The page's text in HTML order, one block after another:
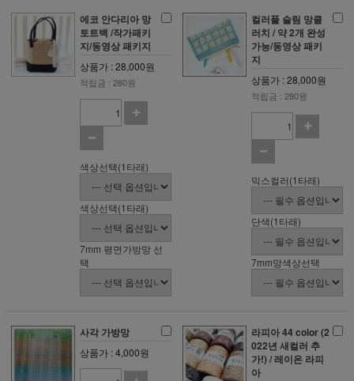
에코 안다리아 망
토트백 /작가패키
지/동영상 패키지
상품가 : 28,000원
적립금 : 280원
색상선택(1타래)
색상선택(1타래)
7mm 평면가방망 선
택
컬러풀 슬림 망클
러치 / 약 2개 완성
가능/동영상 패키
지
상품가 : 28,000원
적립금 : 280원
믹스컬러(1타래)
단색(1타래)
7mm망색상선택
사각 가방망
상품가 : 4,000원
라피아 44 color (2
022년 새컬러 추
가!) / 레이온 라피
아